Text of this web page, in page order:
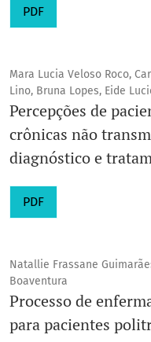
PDF
Mara Lucia Veloso Roco,
Lino, Bruna Lopes, Eide
Percepções de
crônicas não
diagnóstico e
PDF
Natallie Frassane
Boaventura
Processo de
para pacientes